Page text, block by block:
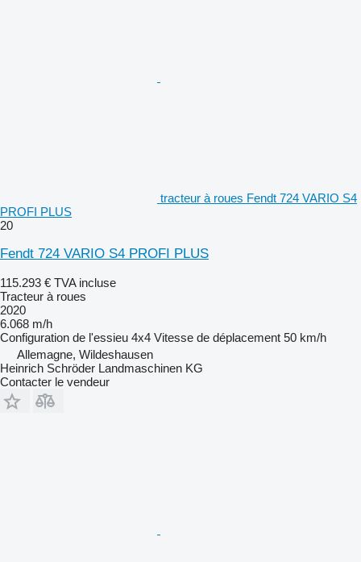
tracteur à roues Fendt 724 VARIO S4
PROFI PLUS
20
Fendt 724 VARIO S4 PROFI PLUS
115.293 € TVA incluse
Tracteur à roues
2020
6.068 m/h
Configuration de l'essieu 4x4 Vitesse de déplacement 50 km/h
Allemagne, Wildeshausen
Heinrich Schröder Landmaschinen KG
Contacter le vendeur